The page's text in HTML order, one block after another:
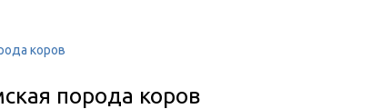
коров
порода коров